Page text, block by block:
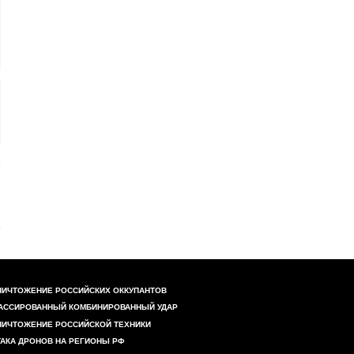
РОССИЙСКИХ ОККУПАНТОВ
КОМБИНИРОВАННЫЙ УДАР
РОССИЙСКОЙ ТЕХНИКИ
ДРОНОВ НА РЕГИОНЫ РФ